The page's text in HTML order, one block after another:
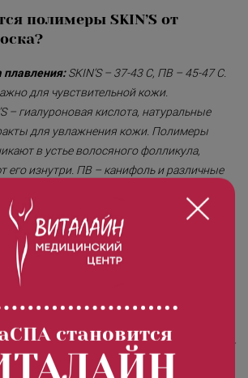
полимеры SKIN’S от
плавления:SKIN’S – 37-43 С, ПВ – 45-47 С.
для чувствительной кожи.
– гиалуроновая кислота, натуральные
для увлажнения кожи. Полимеры
в устье волосяного фолликула,
его изнутри. ПВ – канифоль и различные
в последствии – к врастанию волоса. ПВ
обволакивает волосок снаружи.
при депиляции:SKIN’S – 48 часов после
4 мм.
с кожей:
только волоски, но и кожу. После
и покраснение кожи. SKIN’S – не
с кожей, захватывает только волос. Нет
кожи после процедуры.
становится